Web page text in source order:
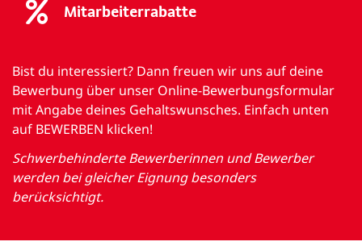
Mitarbeiterrabatte
Bist du interessiert? Dann freuen wir uns auf deine
Bewerbung über unser Online-Bewerbungsformular
mit Angabe deines Gehaltswunsches. Einfach unten
auf BEWERBEN klicken!
Schwerbehinderte Bewerberinnen und Bewerber
werden bei gleicher Eignung besonders
berücksichtigt.